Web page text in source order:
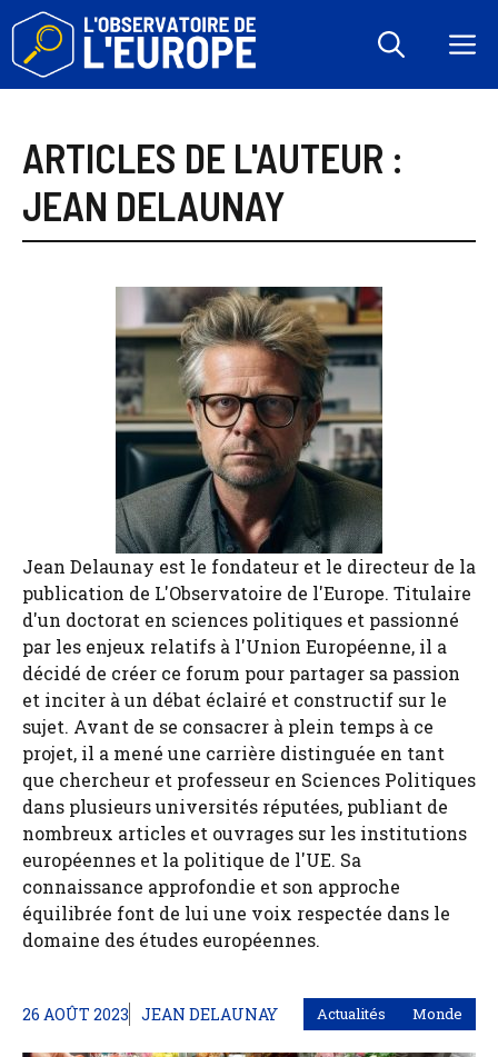
Aller
contenu
ARTICLES DE L'AUTEUR :
JEAN DELAUNAY
Jean Delaunay est le fondateur et le directeur de la
publication de L'Observatoire de l'Europe. Titulaire
d'un doctorat en sciences politiques et passionné
par les enjeux relatifs à l'Union Européenne, il a
décidé de créer ce forum pour partager sa passion
et inciter à un débat éclairé et constructif sur le
sujet. Avant de se consacrer à plein temps à ce
projet, il a mené une carrière distinguée en tant
que chercheur et professeur en Sciences Politiques
dans plusieurs universités réputées, publiant de
nombreux articles et ouvrages sur les institutions
européennes et la politique de l'UE. Sa
connaissance approfondie et son approche
équilibrée font de lui une voix respectée dans le
domaine des études européennes.
26 AOÛT 2023 JEAN DELAUNAY Actualités Monde